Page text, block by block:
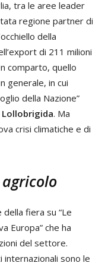
tra le aree leader
regione partner di
della
di 211 milioni
comparto, quello
generale, in cui
della Nazione”
Lollobrigida. Ma
crisi climatiche e di
della fiera su “Le
Europa” che ha
del settore.
sono le